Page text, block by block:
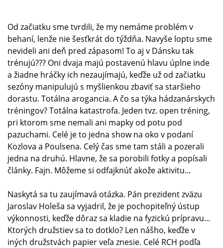
Od začiatku sme tvrdili, že my nemáme problém v
behaní, lenže nie šesťkrát do týždňa. Navyše loptu sme
nevideli ani deň pred zápasom! To aj v Dánsku tak
trénujú??? Oni dvaja majú postavenú hlavu úplne inde
a žiadne hráčky ich nezaujímajú, keďže už od začiatku
sezóny manipulujú s myšlienkou zbaviť sa staršieho
dorastu. Totálna arogancia. A čo sa týka hádzanárskych
tréningov? Totálna katastrofa. Jeden tvz. open tréning,
pri ktorom sme nemali ani mapky od potu pod
pazuchami. Celé je to jedna show na oko v podaní
Kozlova a Poulsena. Celý čas sme tam stáli a pozerali
jedna na druhú. Hlavne, že sa porobili fotky a popísali
články. Fajn. Môžeme si odfajknúť akože aktivitu...
Naskytá sa tu zaujímavá otázka. Pán prezident zväzu
Jaroslav Holeša sa vyjadril, že je pochopiteľný ústup
výkonnosti, keďže dôraz sa kladie na fyzickú prípravu...
Ktorých družstiev sa to dotklo? Len nášho, keďže v
iných družstvách papier veľa znesie. Celé RCH podľa